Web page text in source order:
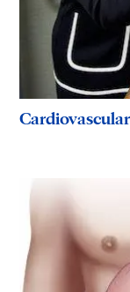
Cardiovascular